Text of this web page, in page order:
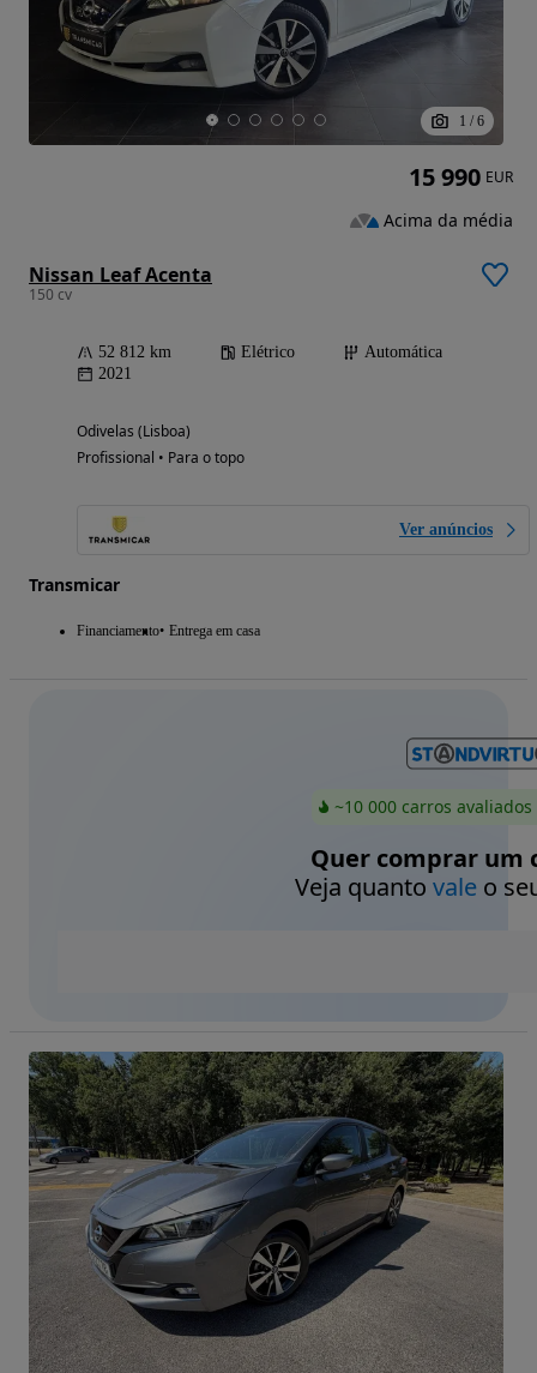
1 / 6
Nissan Leaf Acenta
150 cv
52 812 km Elétrico
Automática
2021
Odivelas (Lisboa)
Profissional • Para o topo
Ver anúncios
Transmicar
Financiamento Entrega em casa
15 990 EUR
Acima da média
~10 000 carros
Quer comprar um
Veja quanto valeo